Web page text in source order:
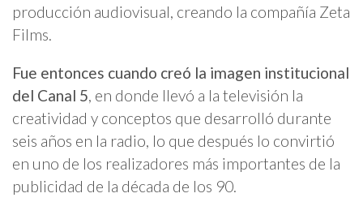
producción audiovisual, creando la compañía Zeta
Films.
Fue entonces cuando creó la imagen institucional
del Canal 5, en donde llevó a la televisión la
creatividad y conceptos que desarrolló durante
seis años en la radio, lo que después lo convirtió
en uno de los realizadores más importantes de la
publicidad de la década de los 90.